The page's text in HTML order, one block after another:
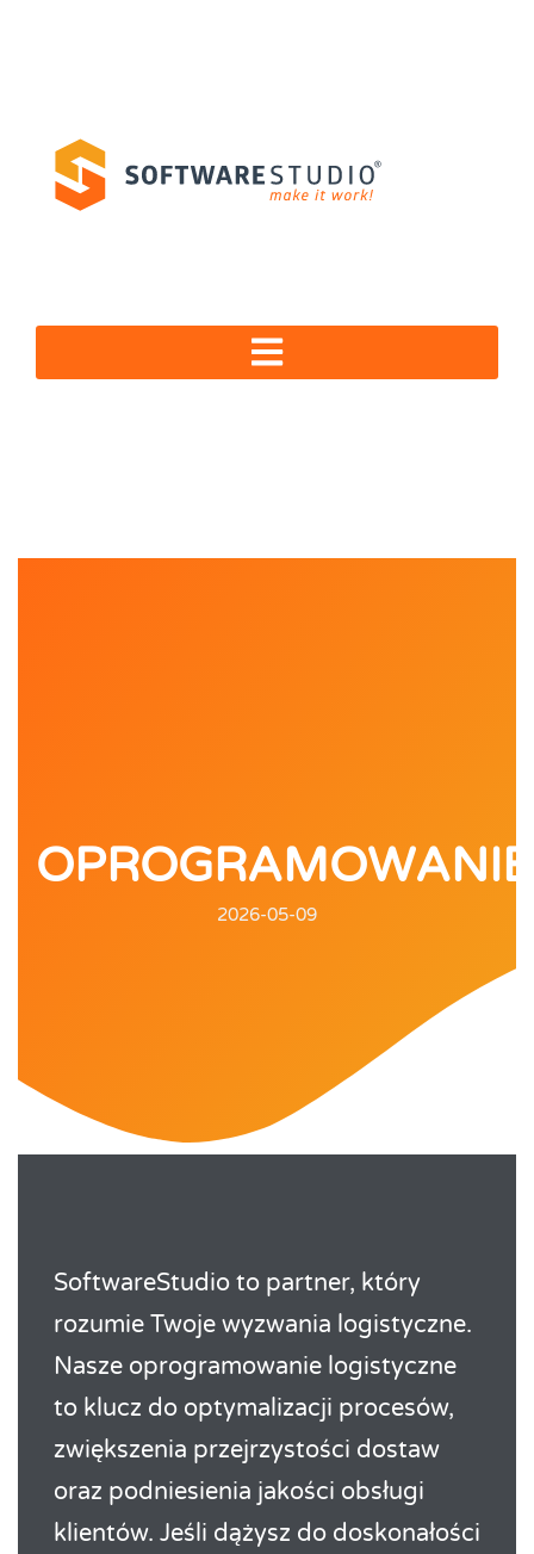
OPROGRAMOWANIE
2026-05-09
SoftwareStudio to partner, który
rozumie Twoje wyzwania logistyczne.
Nasze oprogramowanie logistyczne
to klucz do optymalizacji procesów,
zwiększenia przejrzystości dostaw
oraz podniesienia jakości obsługi
klientów. Jeśli dążysz do doskonałości